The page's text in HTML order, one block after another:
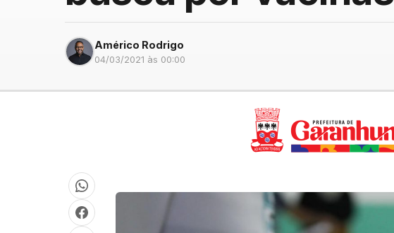
Américo Rodrigo
04/03/2021 às 00:00